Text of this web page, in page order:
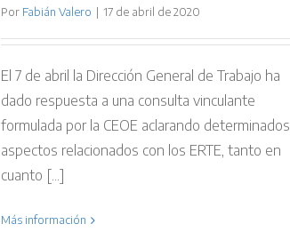
Por Fabián Valero | 17 de abril de 2020
El 7 de abril la Dirección General de Trabajo ha
dado respuesta a una consulta vinculante
formulada por la CEOE aclarando determinados
aspectos relacionados con los ERTE, tanto en
cuanto [...]
Más información